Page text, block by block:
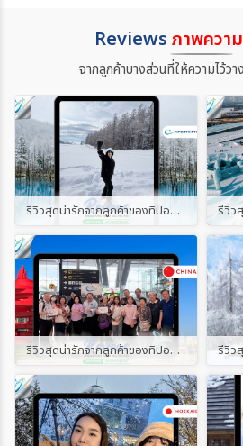
สะดวกขนาดนี้ถ้า เ
เยอะแน่ๆ แล้วก็ไม่ไ
ที่สุดนะ เพราะว่าถ้า
ของจริง !!
Reviews ภาพควา
จากลูกค้าบางส่วนที่ให้ความไว้วา
รีวิวสุดน่ารักจากลูกค้าของทิปออนทริปทัวร์ เส้นทาง ญี่ปุ่น ฮอกไกโด วินเทอร์ 6D4N
รีวิวสุดน่ารักจากลูกค้าของทิปออนทริปทัวร์ พร้อมแนบคลิป เส้นทางชิงเต่า